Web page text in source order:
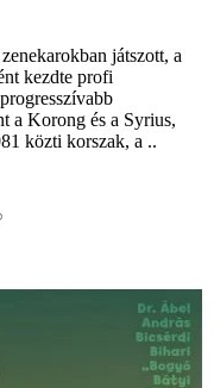
játszott, a
kezdte profi
a Korong és a Syrius,
közti korszak, a ..